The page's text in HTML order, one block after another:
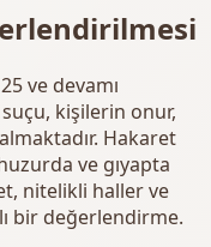
ve devamı
kişilerin onur,
Hakaret
ve gıyapta
nitelikli haller ve
bir değerlendirme.